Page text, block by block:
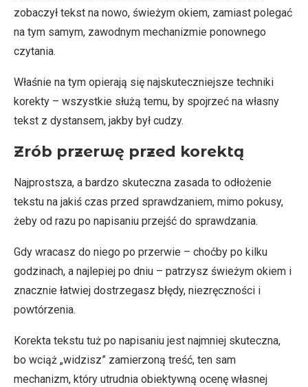
zobaczył tekst na nowo, świeżym okiem, zamiast polegać
na tym samym, zawodnym mechanizmie ponownego
czytania.
Właśnie na tym opierają się najskuteczniejsze techniki
korekty – wszystkie służą temu, by spojrzeć na własny
tekst z dystansem, jakby był cudzy.
Zrób przerwę przed korektą
Najprostsza, a bardzo skuteczna zasada to odłożenie
tekstu na jakiś czas przed sprawdzaniem, mimo pokusy,
żeby od razu po napisaniu przejść do sprawdzania.
Gdy wracasz do niego po przerwie – choćby po kilku
godzinach, a najlepiej po dniu – patrzysz świeżym okiem i
znacznie łatwiej dostrzegasz błędy, niezręczności i
powtórzenia.
Korekta tekstu tuż po napisaniu jest najmniej skuteczna,
bo wciąż „widzisz” zamierzoną treść, ten sam
mechanizm, który utrudnia obiektywną ocenę własnej